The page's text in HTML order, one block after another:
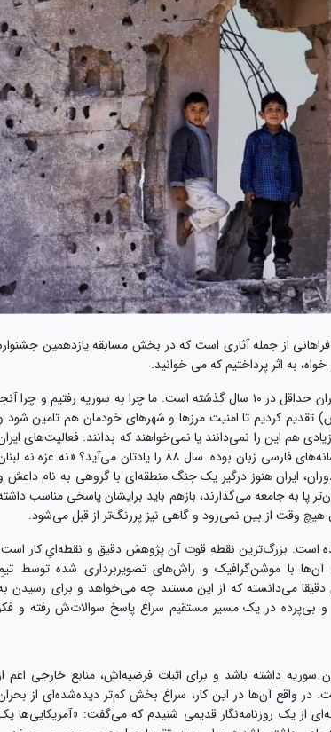
از جمله آثاری است که در بخش مسابقه یازدهمین
به اثر پرداختیم که می خوانید.
اسم مستندِ چرا سوریه، احتمالا یکی از مهم‌ترین سوالات جامعه ایران حداقل در ۱۰ سال گذشته است. ما چرا به سوریه رفتیم و چرا
تقدیم کردیم تا امنیت مرزها و شهرهای خودمان هم تامین شود
هم این را نمی‌دانند یا نمی‌خواهند که بدانند. فعالیت‌های
آن‌سوی مرزها، همیشه یکی از نقاط فشار کشورهای خارجی و رسانه‌های فارسی زبان بوده. سال ۸۸ را یادتان می‌آید؟ «نه غزه نه
ایران هنوز درگیر یک جنگ منطقه‌ای با گروهی به نام داعش
به جامعه می‌گذارند، بازهم باید برایشان پاسخی مناسب
وقت از بین نمی‌رود و گاهی نیز پررنگ‌تر از قبل می‌شود.
است. بزرگ‌ترین نقطه قوت آن پژوهش دقیق و نقطه‌ایِ کار
با موشن‌گرافیک و راش‌های تصویربرداری شده توسط
دقیقا می‌دانسته که از این مستند چه می‌خواهد و برای رسیدن
در یک مسیر مستقیم سراغ پاسخ سوالات‌ش رفته و
داشته باشد و برای اثبات فرضیه‌اش، منابع خارجی اعم
واقع آن‌ها در این کار، سراغ بخش کم‌تر دیده‌شده‌ای از
از یک روزنامه‌نگار قدیمی شنیدم که می‌گفت: «آمریکایی‌ها